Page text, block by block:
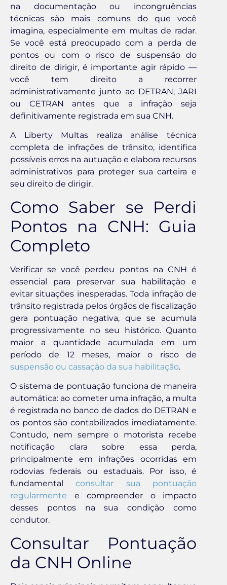
na documentação ou incongruências
técnicas são mais comuns do que você
imagina, especialmente em multas de radar.
Se você está preocupado com a perda de
pontos ou com o risco de suspensão do
direito de dirigir, é importante agir rápido —
você tem direito a recorrer
administrativamente junto ao DETRAN, JARI
ou CETRAN antes que a infração seja
definitivamente registrada em sua CNH.
A Liberty Multas realiza análise técnica
completa de infrações de trânsito, identifica
possíveis erros na autuação e elabora recursos
administrativos para proteger sua carteira e
seu direito de dirigir.
Como Saber se Perdi
Pontos na CNH: Guia
Completo
Verificar se você perdeu pontos na CNH é
essencial para preservar sua habilitação e
evitar situações inesperadas. Toda infração de
trânsito registrada pelos órgãos de fiscalização
gera pontuação negativa, que se acumula
progressivamente no seu histórico. Quanto
maior a quantidade acumulada em um
período de 12 meses, maior o risco de
suspensão ou cassação da sua habilitação.
O sistema de pontuação funciona de maneira
automática: ao cometer uma infração, a multa
é registrada no banco de dados do DETRAN e
os pontos são contabilizados imediatamente.
Contudo, nem sempre o motorista recebe
notificação clara sobre essa perda,
principalmente em infrações ocorridas em
rodovias federais ou estaduais. Por isso, é
fundamentalconsultar sua pontuação
regularmente e compreender o impacto
desses pontos na sua condição como
condutor.
Consultar Pontuação
da CNH Online